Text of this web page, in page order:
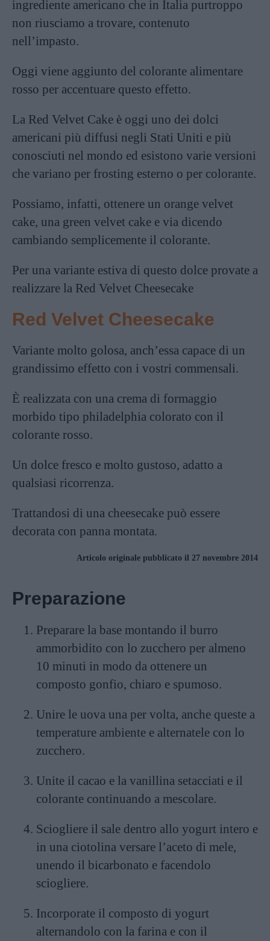
ingrediente americano che in Italia purtroppo
non riusciamo a trovare, contenuto
nell’impasto.
Oggi viene aggiunto del colorante alimentare
rosso per accentuare questo effetto.
La Red Velvet Cake è oggi uno dei dolci
americani più diffusi negli Stati Uniti e più
conosciuti nel mondo ed esistono varie versioni
che variano per frosting esterno o per colorante.
Possiamo, infatti, ottenere un orange velvet
cake, una green velvet cake e via dicendo
cambiando semplicemente il colorante.
Per una variante estiva di questo dolce provate a
realizzare la Red Velvet Cheesecake
Red Velvet Cheesecake
Variante molto golosa, anch’essa capace di un
grandissimo effetto con i vostri commensali.
È realizzata con una crema di formaggio
morbido tipo philadelphia colorato con il
colorante rosso.
Un dolce fresco e molto gustoso, adatto a
qualsiasi ricorrenza.
Trattandosi di una cheesecake può essere
decorata con panna montata.
Articolo originale pubblicato il 27 novembre 2014
Preparazione
Preparare la base montando il burro
ammorbidito con lo zucchero per almeno
10 minuti in modo da ottenere un
composto gonfio, chiaro e spumoso.
Unire le uova una per volta, anche queste a
temperature ambiente e alternatele con lo
zucchero.
Unite il cacao e la vanillina setacciati e il
colorante continuando a mescolare.
Sciogliere il sale dentro allo yogurt intero e
in una ciotolina versare l’aceto di mele,
unendo il bicarbonato e facendolo
sciogliere.
Incorporate il composto di yogurt
alternandolo con la farina e con il